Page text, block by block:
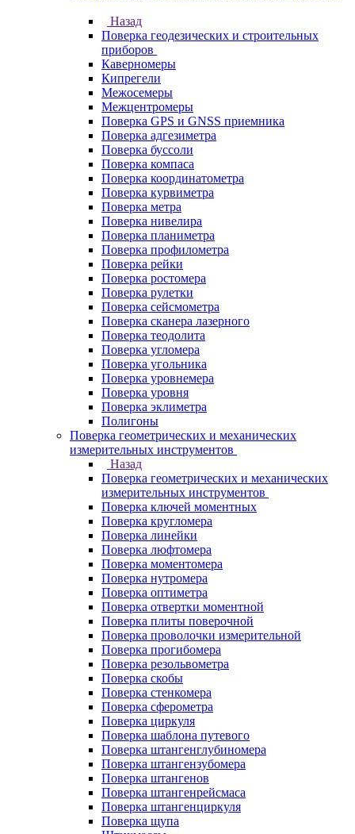
Назад
Поверка геодезических и строительных
приборов
Каверномеры
Кипрегели
Межосемеры
Межцентромеры
Поверка GPS и GNSS приемника
Поверка адгезиметра
Поверка буссоли
Поверка компаса
Поверка координатометра
Поверка курвиметра
Поверка метра
Поверка нивелира
Поверка планиметра
Поверка профилометра
Поверка рейки
Поверка ростомера
Поверка рулетки
Поверка сейсмометра
Поверка сканера лазерного
Поверка теодолита
Поверка угломера
Поверка угольника
Поверка уровнемера
Поверка уровня
Поверка эклиметра
Полигоны
Поверка геометрических и механических
измерительных инструментов
Назад
Поверка геометрических и механических
измерительных инструментов
Поверка ключей моментных
Поверка кругломера
Поверка линейки
Поверка люфтомера
Поверка моментомера
Поверка нутромера
Поверка оптиметра
Поверка отвертки моментной
Поверка плиты поверочной
Поверка проволочки измерительной
Поверка прогибомера
Поверка резольвометра
Поверка скобы
Поверка стенкомера
Поверка сферометра
Поверка циркуля
Поверка шаблона путевого
Поверка штангенглубиномера
Поверка штангензубомера
Поверка штангенов
Поверка штангенрейсмаса
Поверка штангенциркуля
Поверка щупа